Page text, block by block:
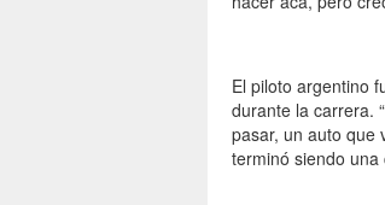
El piloto argentino
durante la carrera.
pasar, un auto que
terminó siendo